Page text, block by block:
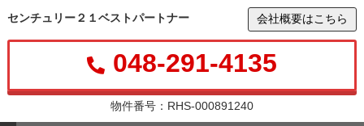
センチュリー２１ベストパートナー 会社概要はこちら
048-291-4135
物件番号：RHS-000891240